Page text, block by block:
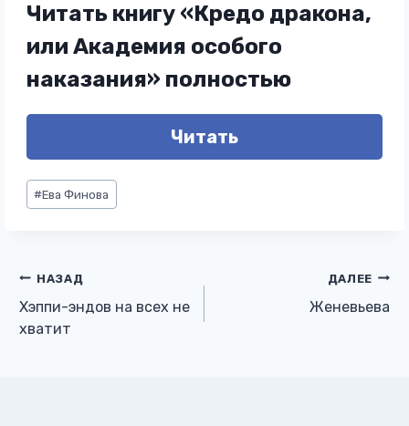
Читать книгу «Кредо дракона,
или Академия особого
наказания» полностью
Читать
Метки
записи:
#Ева Финова
Навигация
по
НАЗАД
Хэппи-эндов на всех не
хватит
ДАЛЕЕ
Женевьева